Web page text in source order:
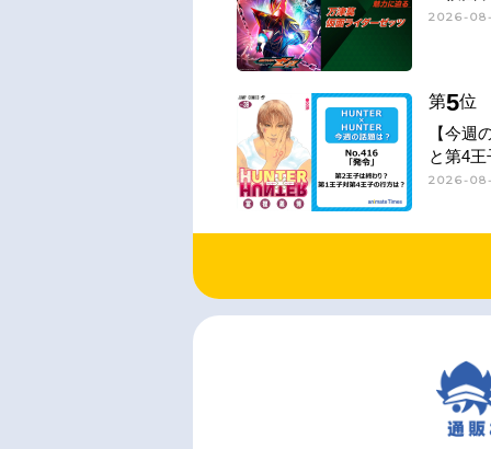
2026-
第5位
【今
と第4
2026-